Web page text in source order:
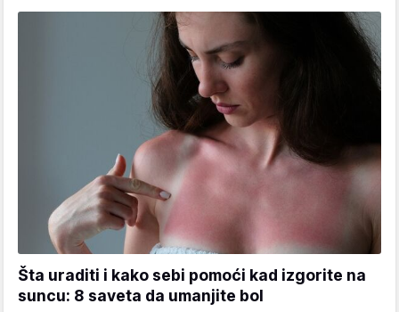
Šta uraditi i kako sebi pomoći kad izgorite na
suncu: 8 saveta da umanjite bol